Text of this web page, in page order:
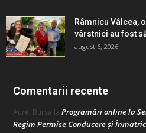
Râmnicu Vâlcea,
vârstnici au fost
august 6, 2026
Comentarii recente
Aurel Bursa la Programări online la
Regim Permise Conducere şi